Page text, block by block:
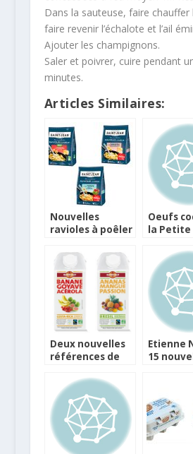
Dans la sauteuse, faire chauffer
faire revenir l’échalote et l’ail
Ajouter les champignons.
Saler et poivrer, cuire pendant
minutes.
Articles Similaires:
Nouvelles
ravioles à poêler
Oeufs
la Petite
Deux nouvelles
références de
Alter Eco
Etienne
15